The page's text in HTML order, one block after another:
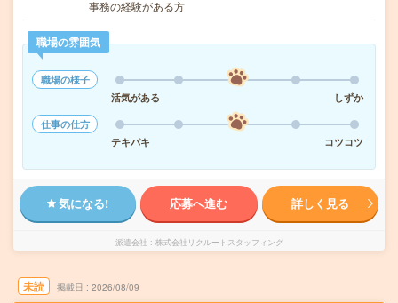
事務の経験がある方
職場の雰囲気
職場の様子
活気がある
しずか
仕事の仕方
テキパキ
コツコツ
気になる! 応募へ進む 詳しく見る
派遣会社 株式会社リクルートスタッフィング
未読 掲載日 2026/08/09